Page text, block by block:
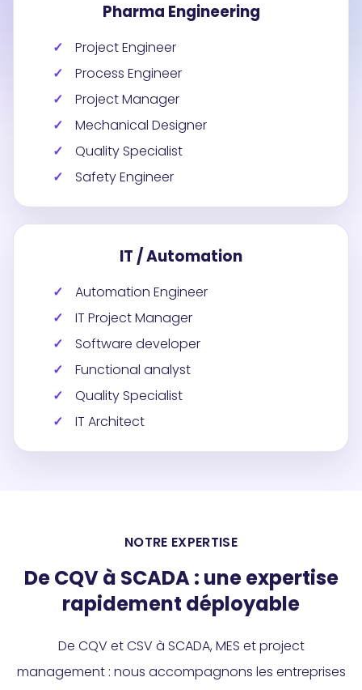
Pharma Engineering
Project Engineer
Process Engineer
Project Manager
Mechanical Designer
Quality Specialist
Safety Engineer
IT / Automation
Automation Engineer
IT Project Manager
Software developer
Functional analyst
Quality Specialist
IT Architect
NOTRE EXPERTISE
De CQV à SCADA : une expertise
rapidement déployable
De CQV et CSV à SCADA, MES et project
management : nous accompagnons les entreprises